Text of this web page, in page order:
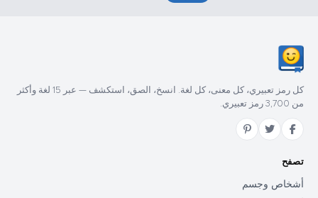
كل رمز تعبيري، كل معنى، كل لغة. انسخ، الصق، استكشف — عبر 15 لغة وأكثر
من 3,700 رمز تعبيري.
تصفح
أشخاص وجسم